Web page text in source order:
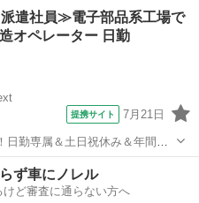
筋トレ
遣社員≫電子部品系工場で
オペレーター 日勤
提携サイト 7月21日
日勤専属＆土日祝休み＆年間休
カー通勤OK＆無料駐車場あり
茨城県常陸大宮市》 人気の
の他
ず車にノレル
ど審査に通らない方へ